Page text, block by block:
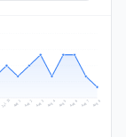
Jul 31 Aug 1 Aug 2 Aug 3 Aug 4 Aug 5 Aug 6 Aug 7 Aug 8